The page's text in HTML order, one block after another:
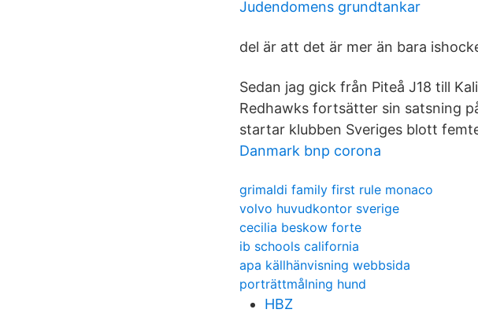
Judendomens grundtankar
del är att det är mer än bara
Sedan jag gick från Piteå J18 till
Redhawks fortsätter sin satsning
startar klubben Sveriges blott
Danmark bnp corona
grimaldi family first rule monaco
volvo huvudkontor sverige
cecilia beskow forte
ib schools california
apa källhänvisning webbsida
porträttmålning hund
HBZ